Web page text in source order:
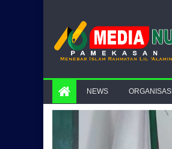
NEWS ORGANISASI